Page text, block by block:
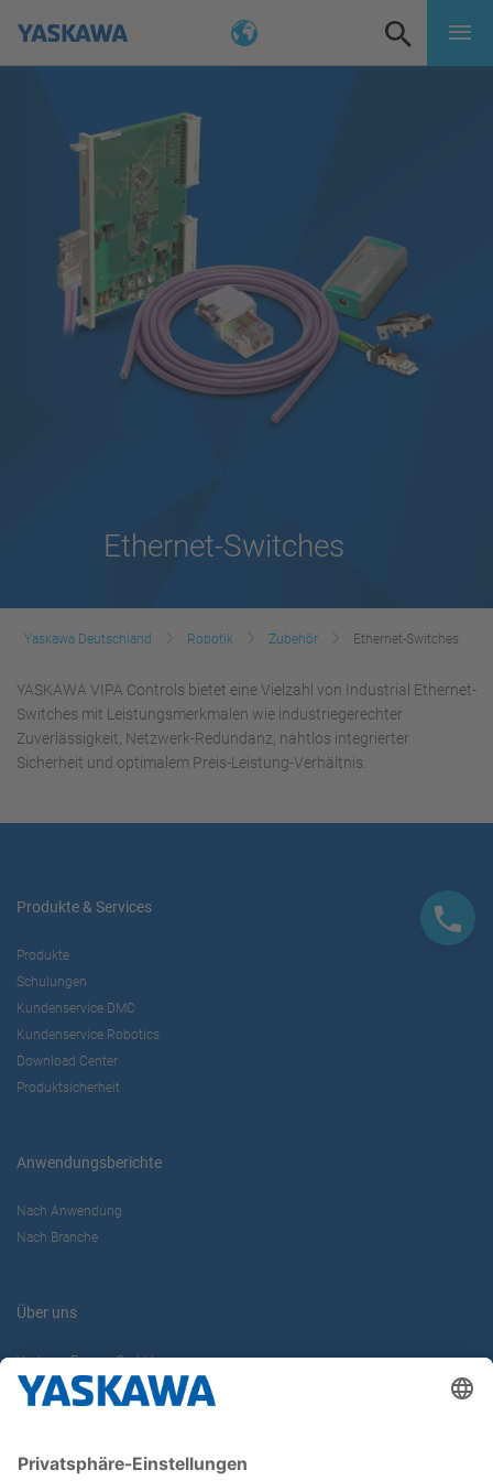
Ethernet-Switches
Yaskawa Deutschland Robotik Zubehör Ethernet-Switches
YASKAWA VIPA Controls bietet eine Vielzahl von Industrial Ethernet-
Switches mit Leistungsmerkmalen wie industriegerechter
Zuverlässigkeit, Netzwerk-Redundanz, nahtlos integrierter
Sicherheit und optimalem Preis-Leistung-Verhältnis.
Produkte & Services
Produkte
Schulungen
Kundenservice DMC
Kundenservice Robotics
Download Center
Produktsicherheit
Anwendungsberichte
Nach Anwendung
Nach Branche
Über uns
Yaskawa Europe GmbH
Karriere
Newsletter